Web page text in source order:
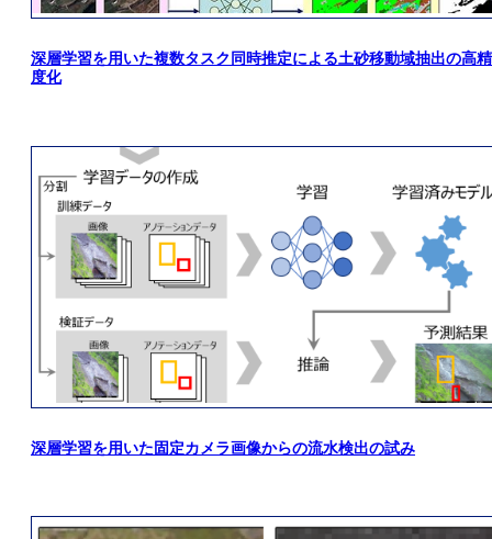
深層学習を用いた複数タスク同時推定による土砂移動域抽出の高精
度化
深層学習を用いた固定カメラ画像からの流水検出の試み